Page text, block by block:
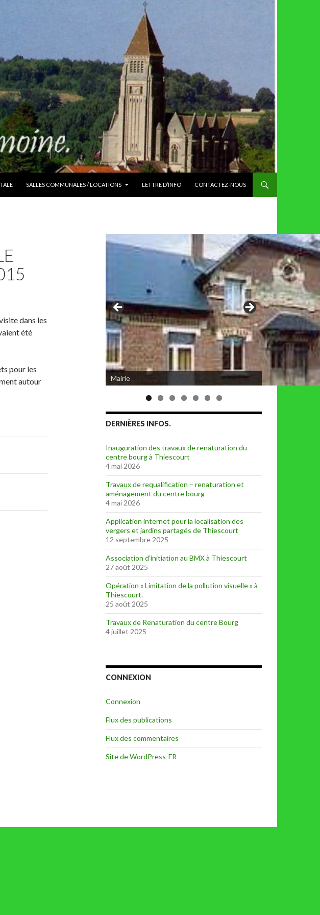
SALLES COMMUNALES / LOCATIONS LETTRE D’INFO CONTACTEZ-NOUS
dans les
été
pour les
autour
Mairie
Eglise de Thiescourt détruite durant la
grande guerre
DERNIÈRES INFOS.
Inauguration des travaux de renaturation du
centre bourg à Thiescourt
4 mai 2026
Travaux de requalification – renaturation et
aménagement du centre bourg
4 mai 2026
Application internet pour la localisation des
vergers et jardins partagés de Thiescourt
12 septembre 2025
Association d’initiation au BMX à Thiescourt
27 août 2025
Opération « Limitation de la pollution visuelle » à
Thiescourt.
25 août 2025
Travaux de Renaturation du centre Bourg
4 juillet 2025
CONNEXION
Connexion
Flux des publications
Flux des commentaires
Site de WordPress-FR